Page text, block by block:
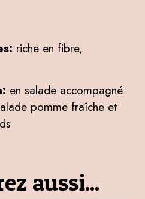
riche en fibre,
en salade accompagné
pomme fraîche et
aussi...